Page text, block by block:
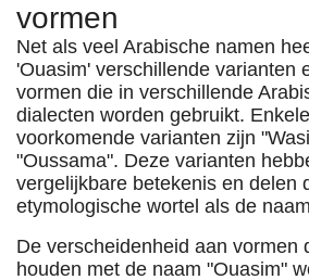
vormen
Net als veel Arabische namen
'Ouasim' verschillende varianten
vormen die in verschillende
dialecten worden gebruikt.
voorkomende varianten zijn
"Oussama". Deze varianten
vergelijkbare betekenis en delen
etymologische wortel als de
De verscheidenheid aan vormen
houden met de naam "Ouasim"